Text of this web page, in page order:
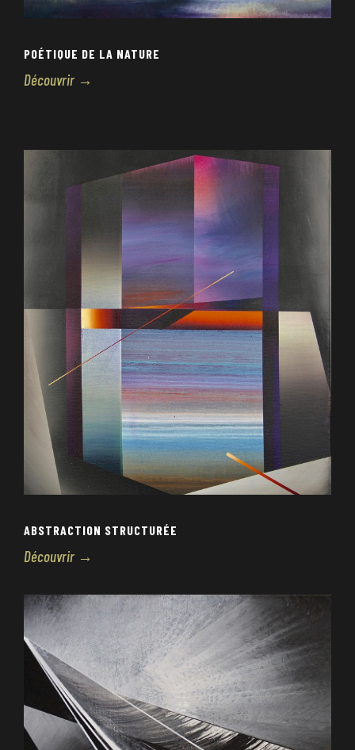
POÉTIQUE DE LA NATURE
Découvrir →
ABSTRACTION STRUCTURÉE
Découvrir →